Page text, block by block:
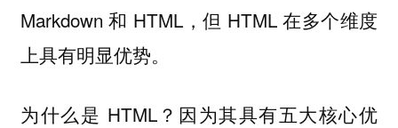
Markdown 和 HTML，但 HTML 在多个维度
上具有明显优势。
为什么是 HTML？因为其具有五大核心优